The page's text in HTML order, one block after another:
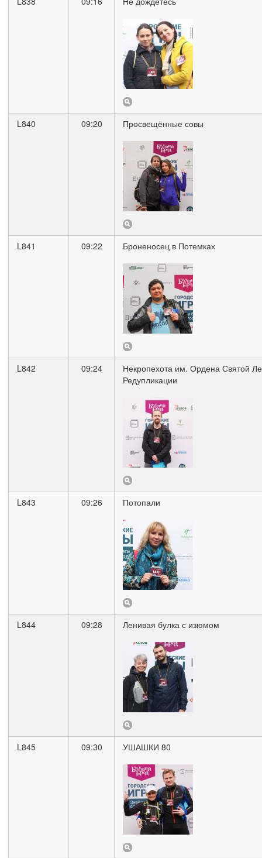
L840 09:20 Просвещённые совы
L841 09:22 Броненосец в Потемках
L842 09:24
Некропехота им. Ордена Святой
Редупликации
L843 09:26 Потопали
L844 09:28 Ленивая булка с изюмом
L845 09:30 УШАШКИ 80